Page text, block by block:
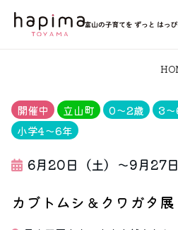
開催中 立山町 0〜2歳 3
小学4〜6年
6月20日（土）～9月27日
カブトムシ＆クワガタ展